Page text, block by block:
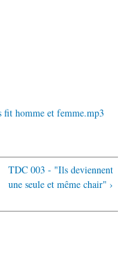
homme et femme.mp3
TDC 003 - "Ils deviennent
une seule et même chair" ›